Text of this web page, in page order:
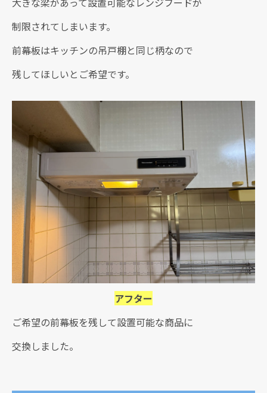
制限されてしまいます。
前幕板はキッチンの吊戸棚と同じ柄なので
残してほしいとご希望です。
アフター
ご希望の前幕板を残して設置可能な商品に
交換しました。